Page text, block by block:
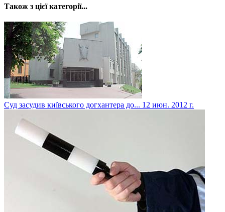
Також з цієї категорії...
Суд засудив київського догхантера до... 12 июн. 2012 г.